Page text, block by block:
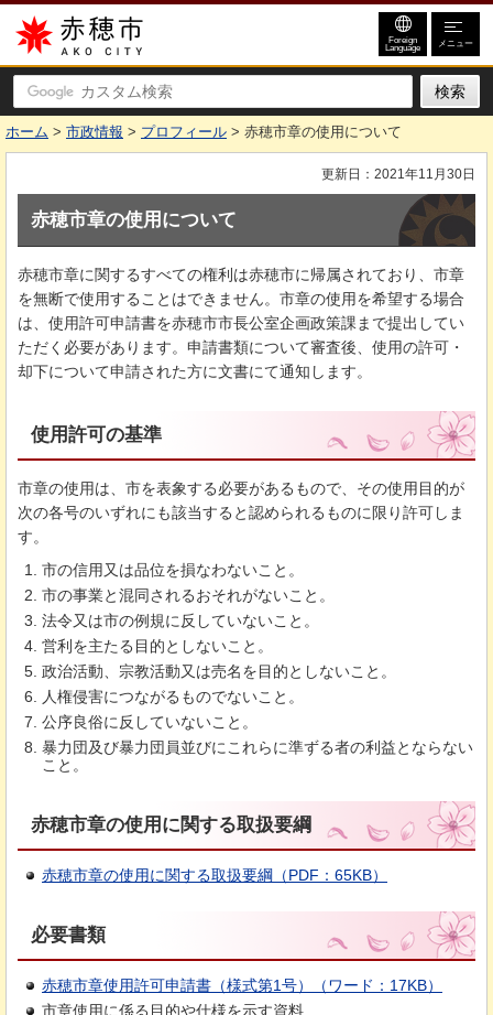
赤穂市
Foreign
Language メニュー
ホーム > 市政情報 > プロフィール > 赤穂市章の使用について
更新日：2021年11月30日
赤穂市章の使用について
赤穂市章に関するすべての権利は赤穂市に帰属されており、市章
を無断で使用することはできません。市章の使用を希望する場合
は、使用許可申請書を赤穂市市長公室企画政策課まで提出してい
ただく必要があります。申請書類について審査後、使用の許可・
却下について申請された方に文書にて通知します。
使用許可の基準
市章の使用は、市を表象する必要があるもので、その使用目的が
次の各号のいずれにも該当すると認められるものに限り許可しま
す。
市の信用又は品位を損なわないこと。
市の事業と混同されるおそれがないこと。
法令又は市の例規に反していないこと。
営利を主たる目的としないこと。
政治活動、宗教活動又は売名を目的としないこと。
人権侵害につながるものでないこと。
公序良俗に反していないこと。
暴力団及び暴力団員並びにこれらに準ずる者の利益とならない
こと。
赤穂市章の使用に関する取扱要綱
赤穂市章の使用に関する取扱要綱（PDF：65KB）
必要書類
赤穂市章使用許可申請書（様式第1号）（ワード：17KB）
市章使用に係る目的や仕様を示す資料